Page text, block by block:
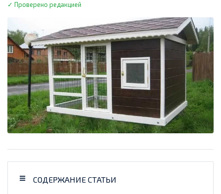
✓ Проверено редакцией
СОДЕРЖАНИЕ СТАТЬИ